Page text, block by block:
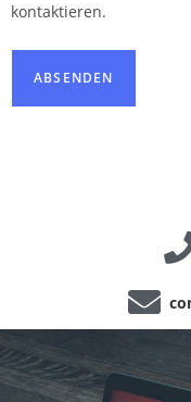
kontaktieren.